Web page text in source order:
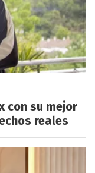
con su mejor
reales